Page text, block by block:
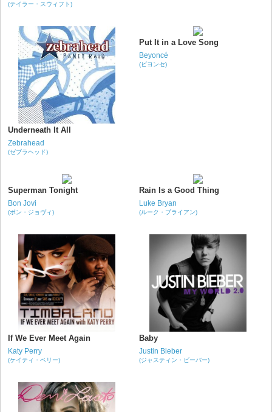
(テイラー・スウィフト)
Underneath It All
Zebrahead
(ゼブラヘッド)
Put It in a Love Song
Beyoncé
(ビヨンセ)
Superman Tonight
Bon Jovi
(ボン・ジョヴィ)
Rain Is a Good Thing
Luke Bryan
(ルーク・ブライアン)
If We Ever Meet Again
Katy Perry
(ケイティ・ペリー)
Baby
Justin Bieber
(ジャスティン・ビーバー)